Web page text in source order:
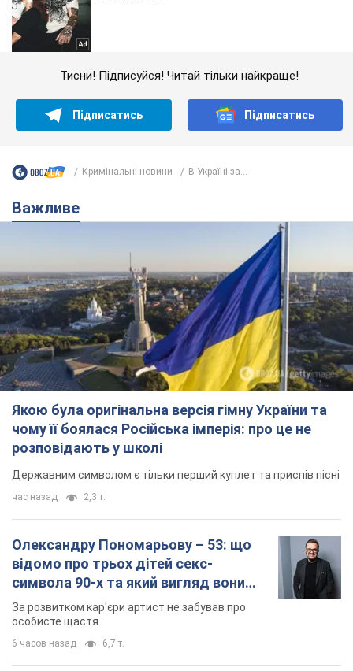
Тисни! Підписуйся! Читай тільки найкраще!
Підписатись Підписатись
Кримінальні новини В Україні за...
Важливе
Якою була оригінальна версія гімну України та
чому її боялася Російська імперія: про це не
розповідають у школі
Державним символом є тільки перший куплет та приспів пісні
час назад 2,3 т.
Олександру Пономарьову – 53: що
відомо про трьох дітей секс-
символа 90-х та який вигляд вони
мають
За розвитком кар'єри артист не забував про
особисте щастя
6 часов назад 6,7 т.